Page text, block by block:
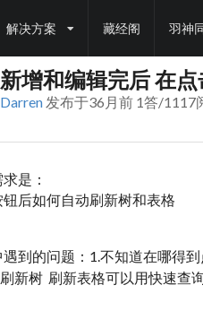
解决方案 藏经阁 羽神
新增和编辑完后 在
Darren发布于36月前 1答/1117
是：
钮后如何自动刷新树和表格
到的问题：1.不知道在哪得
新树 刷新表格可以用快速查